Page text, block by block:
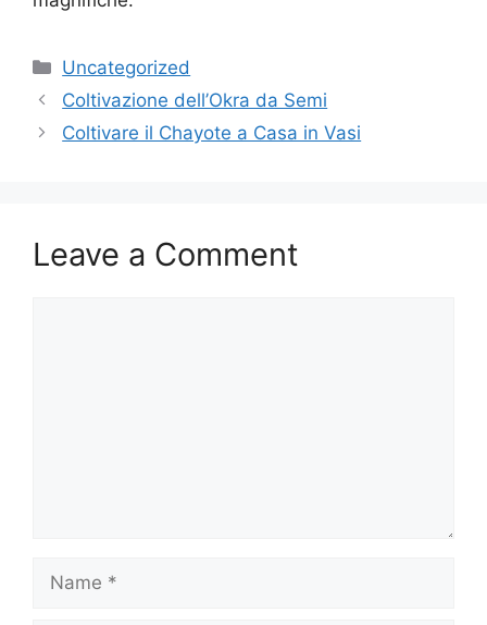
Categories
Uncategorized
Coltivazione dell’Okra da Semi
Coltivare il Chayote a Casa in Vasi
Leave a Comment